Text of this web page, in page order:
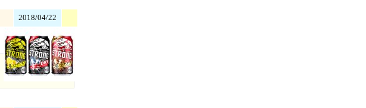
2018/04/22